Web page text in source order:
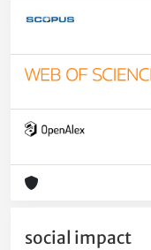
social impact